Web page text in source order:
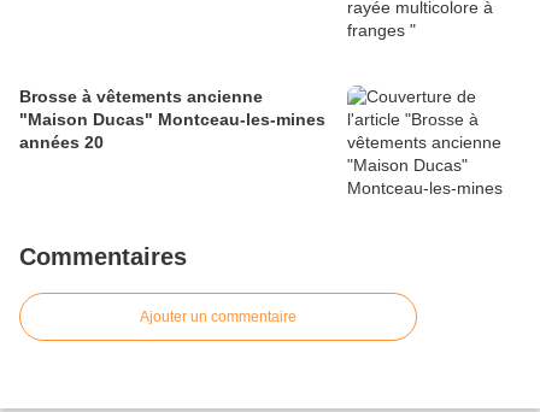
Brosse à vêtements ancienne
"Maison Ducas" Montceau-les-mines
années 20
Commentaires
Ajouter un commentaire